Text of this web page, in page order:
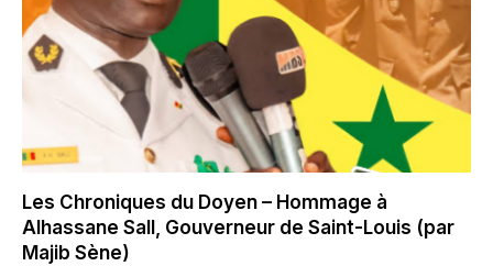
Les Chroniques du Doyen – Hommage à
Alhassane Sall, Gouverneur de Saint-Louis (par
Majib Sène)